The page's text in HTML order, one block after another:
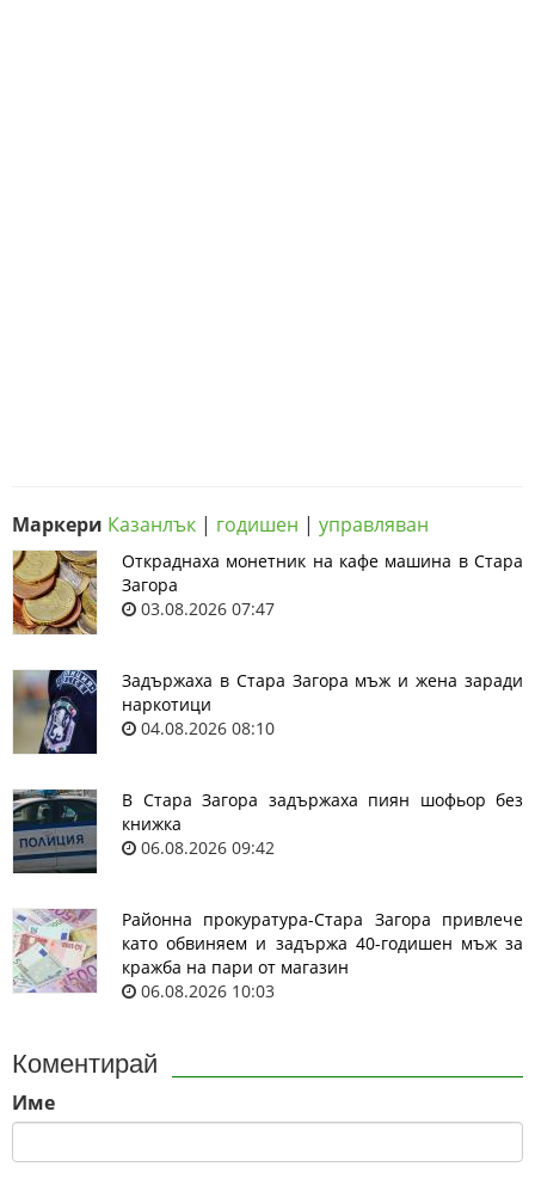
Маркери Казанлък | годишен | управляван
Откраднаха монетник на кафе машина в Стара
Загора
03.08.2026 07:47
Задържаха в Стара Загора мъж и жена заради
наркотици
04.08.2026 08:10
В Стара Загора задържаха пиян шофьор без
книжка
06.08.2026 09:42
Районна прокуратура-Стара Загора привлече
като обвиняем и задържа 40-годишен мъж за
кражба на пари от магазин
06.08.2026 10:03
Коментирай
Име